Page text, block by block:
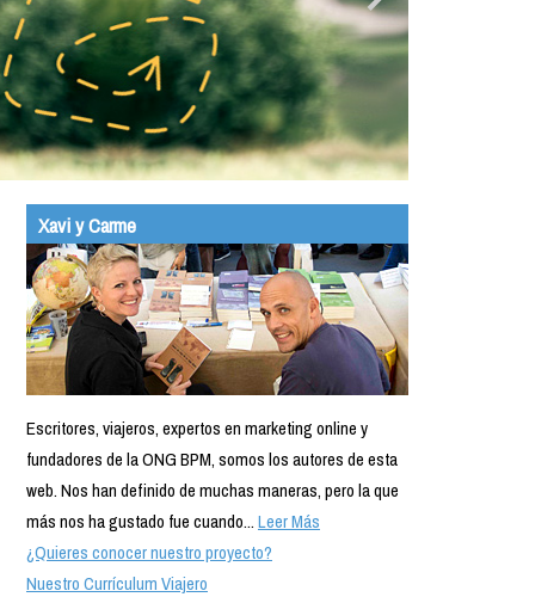
Xavi y Carme
Escritores, viajeros, expertos en marketing online y
fundadores de la ONG BPM, somos los autores de esta
web. Nos han definido de muchas maneras, pero la que
más nos ha gustado fue cuando...Leer Más
¿Quieres conocer nuestro proyecto?
Nuestro Currículum Viajero